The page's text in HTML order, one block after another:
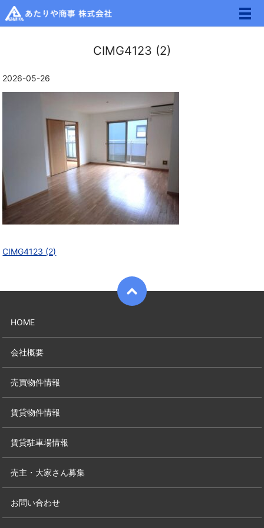
メ
CIMG4123 (2)
2026-05-26
CIMG4123 (2)
HOME
会社概要
売買物件情報
賃貸物件情報
賃貸駐車場情報
売主・大家さん募集
お問い合わせ